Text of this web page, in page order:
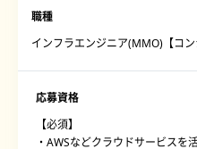
職種
インフラエンジニア(MMO)【コン
応募資格
【必須】
・AWSなどクラウドサービスを